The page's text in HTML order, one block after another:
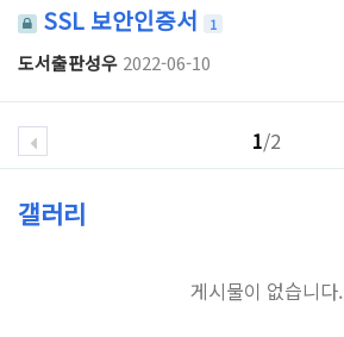
SSL 보안인증서 1
도서출판성우 2022-06-10
1/2
갤러리
게시물이 없습니다.